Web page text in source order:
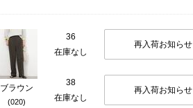
ブラウン
(020)
36
在庫なし
再入荷お知らせ
38
在庫なし
再入荷お知らせ